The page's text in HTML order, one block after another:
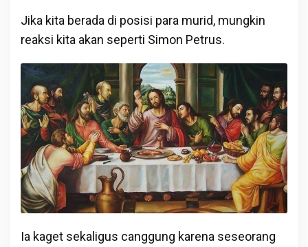
Jika kita berada di posisi para murid, mungkin
reaksi kita akan seperti Simon Petrus.
Ia kaget sekaligus canggung karena seseorang